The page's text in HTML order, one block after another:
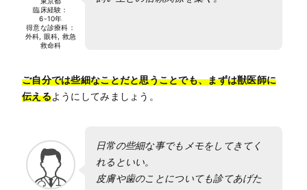
臨床経験：
6-10年
得意な診療科：
外科, 眼科, 救急
救命科
ご自分では些細なことだと思うことでも、まずは獣医師に
伝えるようにしてみましょう。
日常の些細な事でもメモをしてきてく
れるといい。
皮膚や歯のことについても診てあげた